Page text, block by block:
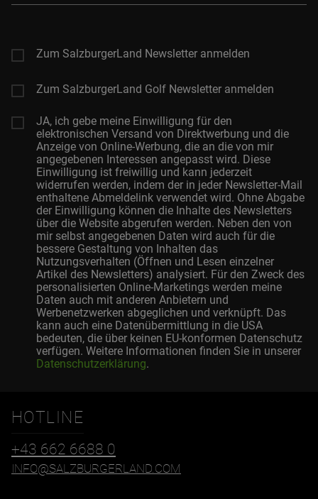
Mail-
Zum SalzburgerLand Newsletter anmelden
Zum SalzburgerLand Golf Newsletter anmelden
JA, ich gebe meine Einwilligung für den
elektronischen Versand von Direktwerbung und die
Anzeige von Online-Werbung, die an die von mir
angegebenen Interessen angepasst wird. Diese
Einwilligung ist freiwillig und kann jederzeit
widerrufen werden, indem der in jeder Newsletter-Mail
enthaltene Abmeldelink verwendet wird. Ohne Abgabe
der Einwilligung können die Inhalte des Newsletters
über die Website abgerufen werden. Neben den von
mir selbst angegebenen Daten wird auch für die
bessere Gestaltung von Inhalten das
Nutzungsverhalten (Öffnen und Lesen einzelner
Artikel des Newsletters) analysiert. Für den Zweck des
personalisierten Online-Marketings werden meine
Daten auch mit anderen Anbietern und
Werbenetzwerken abgeglichen und verknüpft. Das
kann auch eine Datenübermittlung in die USA
bedeuten, die über keinen EU-konformen Datenschutz
verfügen. Weitere Informationen finden Sie in unserer
Datenschutzerklärung.
HOTLINE
+43 662 6688 0
INFO@SALZBURGERLAND.COM